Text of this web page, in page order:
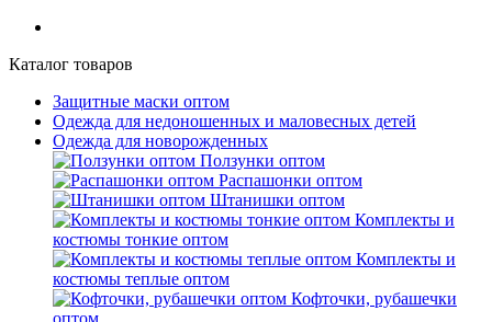
Каталог товаров
Защитные маски оптом
Одежда для недоношенных и маловесных детей
Одежда для новорожденных
Ползунки оптом
Распашонки оптом
Штанишки оптом
Комплекты и
костюмы тонкие оптом
Комплекты и
костюмы теплые оптом
Кофточки, рубашечки
оптом